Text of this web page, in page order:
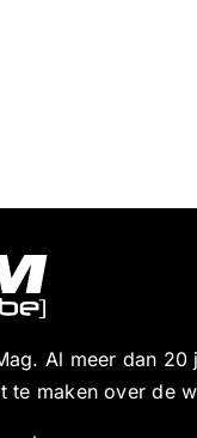
Al meer dan
te maken over de